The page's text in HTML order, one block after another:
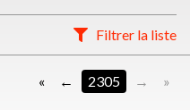
Filtrer la liste
« 2305 »